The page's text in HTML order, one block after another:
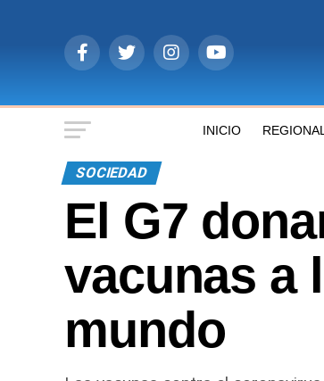
INICIO
SOCIEDAD
El G7
vacunas a
mundo